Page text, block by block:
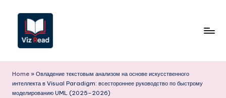
Перейти
содержимому
iz
R
Home » Овладение текстовым анализом на основе искусственного
интеллекта в Visual Paradigm: всестороннее руководство по быстрому
моделированию UML (2025–2026)